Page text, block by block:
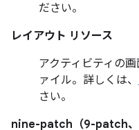
ださい。
レイアウト リソース
アクティビティの
ァイル。詳しくは、
さい。
nine-patch（9-patch、